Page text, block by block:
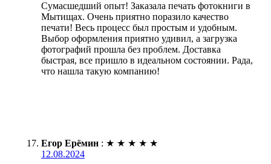
Сумасшедший опыт! Заказала печать фотокниги в
Мытищах. Очень приятно поразило качество
печати! Весь процесс был простым и удобным.
Выбор оформления приятно удивил, а загрузка
фотографий прошла без проблем. Доставка
быстрая, все пришло в идеальном состоянии. Рада,
что нашла такую компанию!
Егор Ерёмин : ★ ★ ★ ★ ★
12.08.2024